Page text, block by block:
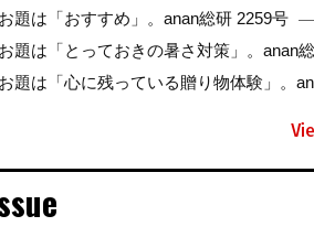
題は「おすすめ」。anan総研 2259号 —
題は「とっておきの暑さ対策」。anan
題は「心に残っている贈り物体験」。